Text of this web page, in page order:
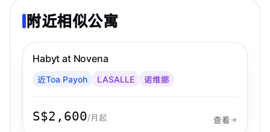
附近相似公寓
步行 12 分钟到 MRT
Habyt at Novena
近Toa Payoh LASALLE 诺维娜
S$2,600/月起 查看